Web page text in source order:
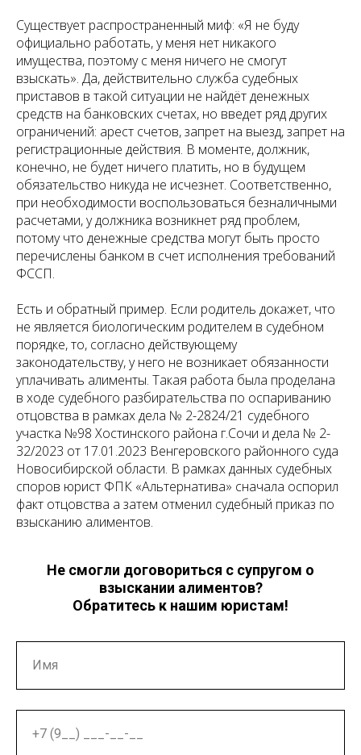
Существует распространенный миф: «Я не буду
официально работать, у меня нет никакого
имущества, поэтому с меня ничего не смогут
взыскать». Да, действительно служба судебных
приставов в такой ситуации не найдёт денежных
средств на банковских счетах, но введет ряд других
ограничений: арест счетов, запрет на выезд, запрет на
регистрационные действия. В моменте, должник,
конечно, не будет ничего платить, но в будущем
обязательство никуда не исчезнет. Соответственно,
при необходимости воспользоваться безналичными
расчетами, у должника возникнет ряд проблем,
потому что денежные средства могут быть просто
перечислены банком в счет исполнения требований
ФССП.
Есть и обратный пример. Если родитель докажет, что
не является биологическим родителем в судебном
порядке, то, согласно действующему
законодательству, у него не возникает обязанности
уплачивать алименты. Такая работа была проделана
в ходе судебного разбирательства по оспариванию
отцовства в рамках дела № 2-2824/21 судебного
участка №98 Хостинского района г.Сочи и дела № 2-
32/2023 от 17.01.2023 Венгеровского районного суда
Новосибирской области. В рамках данных судебных
споров юрист ФПК «Альтернатива» сначала оспорил
факт отцовства а затем отменил судебный приказ по
взысканию алиментов.
Не смогли договориться с супругом о
взыскании алиментов?
Обратитесь к нашим юристам!
Имя
+7 (9__) ___-__-__